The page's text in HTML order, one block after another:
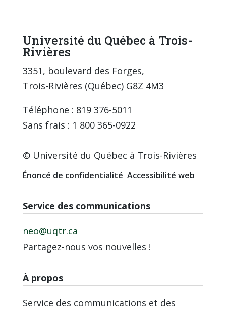
Université du Québec à Trois-
Rivières
3351, boulevard des Forges,
Trois-Rivières (Québec) G8Z 4M3
Téléphone : 819 376-5011
Sans frais : 1 800 365-0922
© Université du Québec à Trois-Rivières
Énoncé de confidentialité Accessibilité web
Service des communications
neo@uqtr.ca
Partagez-nous vos nouvelles !
À propos
Service des communications et des